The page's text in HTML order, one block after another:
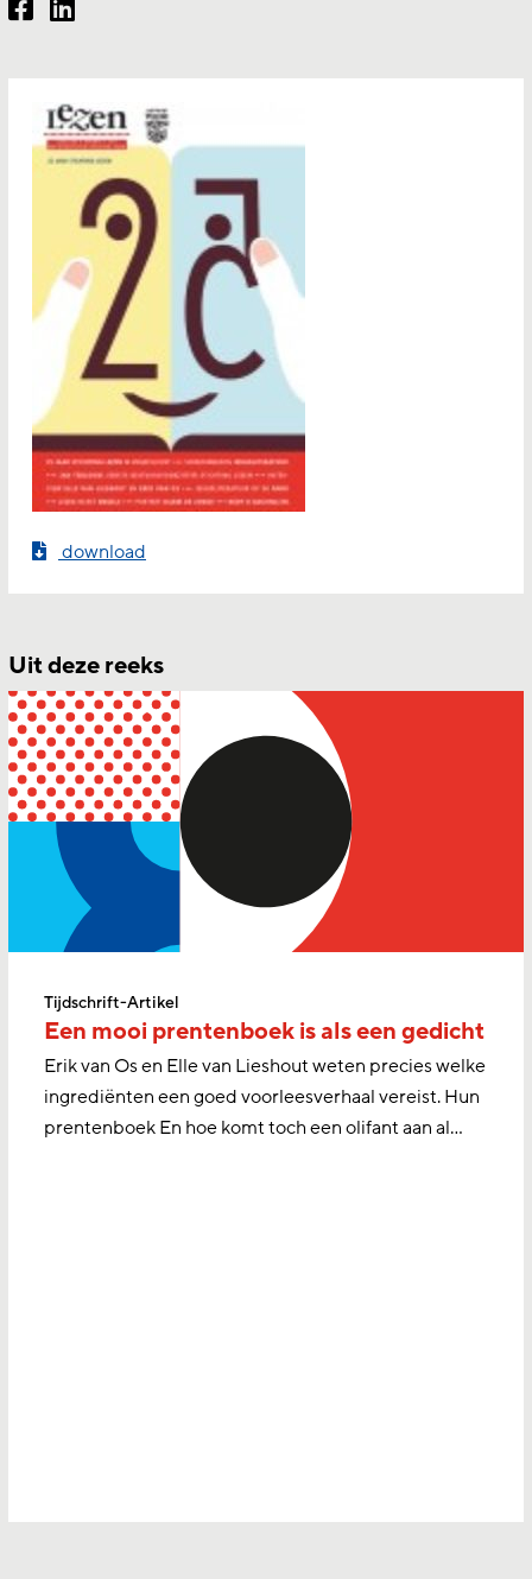
download
Uit deze reeks
Tijdschrift-Artikel
Een mooi prentenboek is als een gedicht
Erik van Os en Elle van Lieshout weten precies welke
ingrediënten een goed voorleesverhaal vereist. Hun
prentenboek En hoe komt toch een olifant aan al…